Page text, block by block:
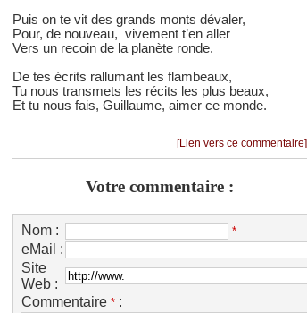
Puis on te vit des grands monts dévaler,
Pour, de nouveau, vivement t’en aller
Vers un recoin de la planète ronde.
De tes écrits rallumant les flambeaux,
Tu nous transmets les récits les plus beaux,
Et tu nous fais, Guillaume, aimer ce monde.
[Lien vers ce commentaire]
Votre commentaire :
Nom : *
eMail :
Site
Web :
Commentaire * :